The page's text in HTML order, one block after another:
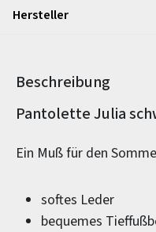
Hersteller
Beschreibung
Pantolette Julia
Ein Muß für den
softes Leder
bequemes